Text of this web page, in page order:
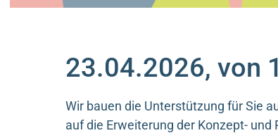
23.04.2026, von
Wir bauen die Unterstützung für Sie
auf die Erweiterung der Konzept-